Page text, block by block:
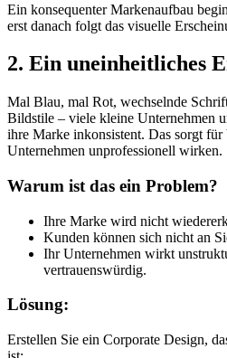
Ein konsequenter Markenaufbau
erst danach folgt das visuelle
2. Ein uneinheitliches
Mal Blau, mal Rot, wechselnde
Bildstile – viele kleine Unternehmen
ihre Marke inkonsistent. Das sorgt
Unternehmen unprofessionell wirken.
Warum ist das ein Problem?
Ihre Marke wird nicht
Kunden können sich nicht an
Ihr Unternehmen wirkt
vertrauenswürdig.
Lösung:
Erstellen Sie ein Corporate Design,